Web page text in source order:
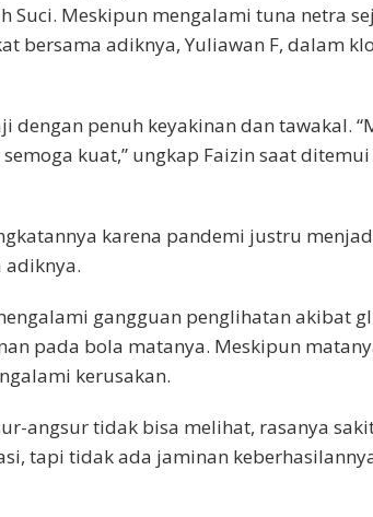
Suci. Meskipun mengalami tuna netra
bersama adiknya, Yuliawan F, dalam
dengan penuh keyakinan dan tawakal.
kuat,” ungkap Faizin saat
karena pandemi justru
adiknya.
gangguan penglihatan akibat
pada bola matanya. Meskipun
kerusakan.
angsur tidak bisa melihat, rasanya
tapi tidak ada jaminan